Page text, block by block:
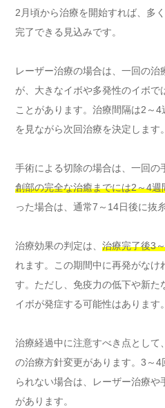
2月頃から治療を開始すれば、多
完了できる見込みです。
レーザー治療の場合は、一回の
が、大きなイボや多発性のイボで
ことがあります。治療間隔は2～
を見ながら次回治療を決定します。
手術による切除の場合は、一回の
創部の完全な治癒までには2～4週
った場合は、通常7～14日後に抜
治療効果の判定は、 治療完了後3
れます。この期間中に再発がなけ
す。ただし、免疫力の低下や新た
イボが発症する可能性はあります。
治療経過中に注意すべき点として
の治療方針変更があります。3～4
られない場合は、レーザー治療や
があります。